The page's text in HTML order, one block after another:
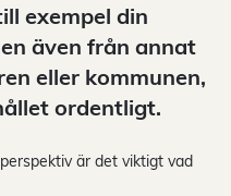
exempel din
även från annat
eller kommunen,
ordentligt.
är det viktigt vad